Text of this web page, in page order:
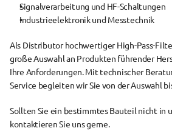
Signalverarbeitung und HF-Schaltungen
Industrieelektronik und Messtechnik
Als Distributor hochwertiger High-Pass-
große Auswahl an Produkten führender
Ihre Anforderungen. Mit technischer
Service begleiten wir Sie von der Auswahl
Sollten Sie ein bestimmtes Bauteil nicht in
kontaktieren Sie uns gerne.